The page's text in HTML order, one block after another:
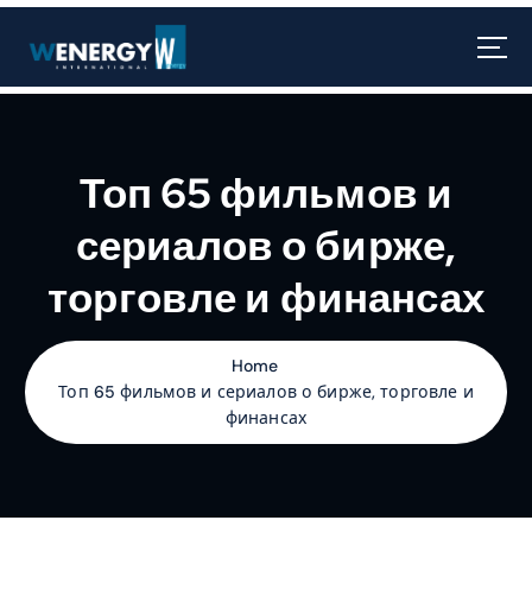
Топ 65 фильмов и
сериалов о бирже,
торговле и финансах
Home
Топ 65 фильмов и сериалов о бирже, торговле и
финансах